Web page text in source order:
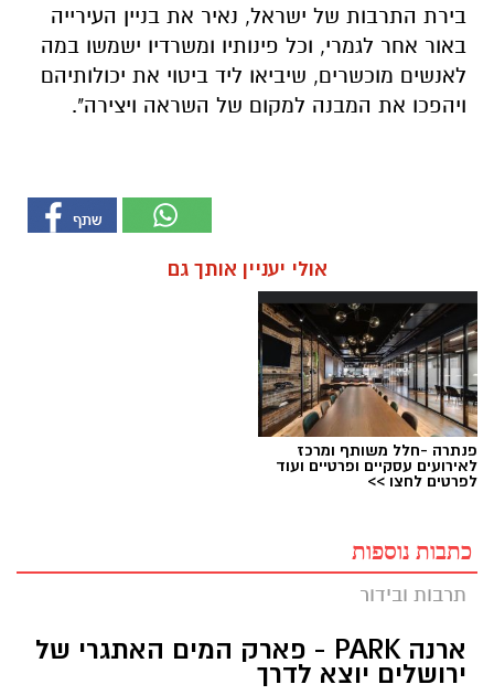
בירת התרבות של ישראל, נאיר את בניין העירייה
באור אחר לגמרי, וכל פינותיו ומשרדיו ישמשו במה
לאנשים מוכשרים, שיביאו ליד ביטוי את יכולותיהם
ויהפכו את המבנה למקום של השראה ויצירה".
אולי יעניין אותך גם
פנתרה -חלל משותף ומרכז
לאירועים עסקיים ופרטיים ועוד
לפרטים לחצו >>
כתבות נוספות
תרבות ובידור
ארנה PARK - פארק המים האתגרי של
ירושלים יוצא לדרך